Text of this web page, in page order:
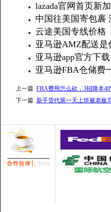
lazada官网首页新
中国往美国寄包裹
云途美国专线价格
亚马逊AMZ配送
亚马逊app官方下
亚马逊FBA仓储费
上一篇 FBA费用怎么砍，3招降本
下一篇 新手货代第一天上班被老板